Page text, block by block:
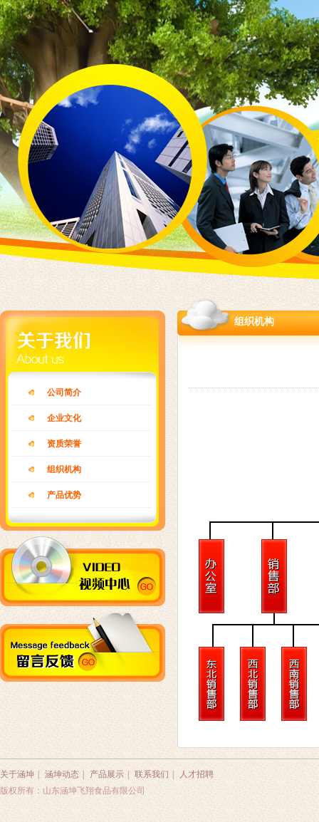
组织机构
公司简介
企业文化
资质荣誉
组织机构
产品优势
关于涵坤 涵坤动态 产品展示 联系我们
人才招聘
版权所有：山东涵坤飞翔食品有限公司